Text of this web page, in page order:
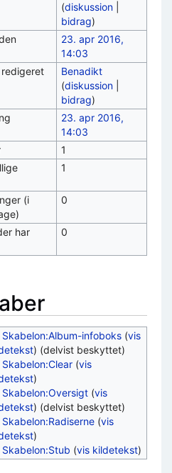
(diskussion|
bidrag)
23. apr 2016,
14:03
Benadikt
(diskussion|
bidrag)
23. apr 2016,
14:03
1
1
(i
0
har
0
Skabelon:Album-infoboks (vis
) (delvist beskyttet)
Skabelon:Clear (vis
)
Skabelon:Oversigt (vis
) (delvist beskyttet)
Skabelon:Radiserne (vis
)
Skabelon:Stub (vis kildetekst)